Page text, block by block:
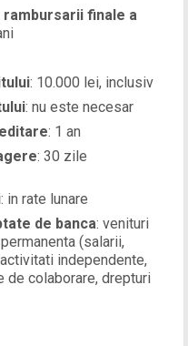
finale a
: 10.000 lei, inclusiv
: nu este necesar
: 1 an
: 30 zile
: in rate lunare
de banca: venituri
(salarii,
independente,
de colaborare, drepturi